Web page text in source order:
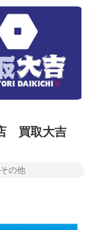
買取大吉
の他